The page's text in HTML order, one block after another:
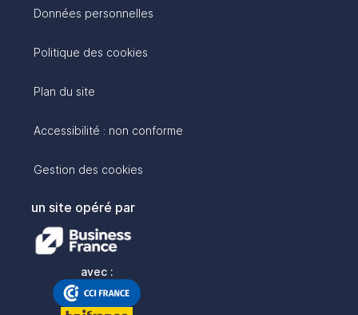
Données personnelles
Politique des cookies
Plan du site
Accessibilité : non conforme
Gestion des cookies
un site opéré par
avec :